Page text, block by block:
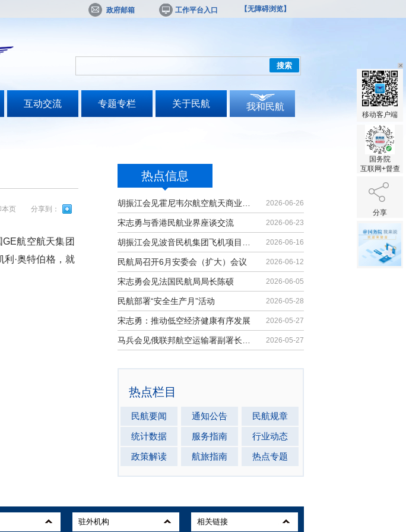
政府邮箱 工作平台入口 【无障碍浏览】
搜索
互动交流 专题专栏 关于民航 我和民航
热点信息
2026-06-26
宋志勇与香港民航业界座谈交流 2026-06-23
2026-06-16
民航局召开6月安委会（扩大）会议 2026-06-12
宋志勇会见法国民航局局长陈硕 2026-06-05
民航部署“安全生产月”活动 2026-05-28
宋志勇：推动低空经济健康有序发展 2026-05-27
2026-05-27
热点栏目
民航要闻 通知公告
民航规章
统计数据
服务指南
行业动态
政策解读
航旅指南 热点专题
分享到：
本页
航空航天集团
·奥特伯格，就
移动客户端
国务院
互联网+督查
分享